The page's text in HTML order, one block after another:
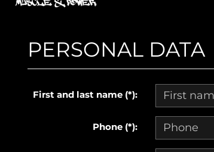
PERSONAL DATA
First and last name (*):
Phone (*):